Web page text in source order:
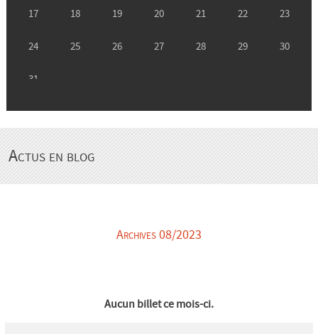
Actus en blog
Archives 08/2023
Aucun billet ce mois-ci.